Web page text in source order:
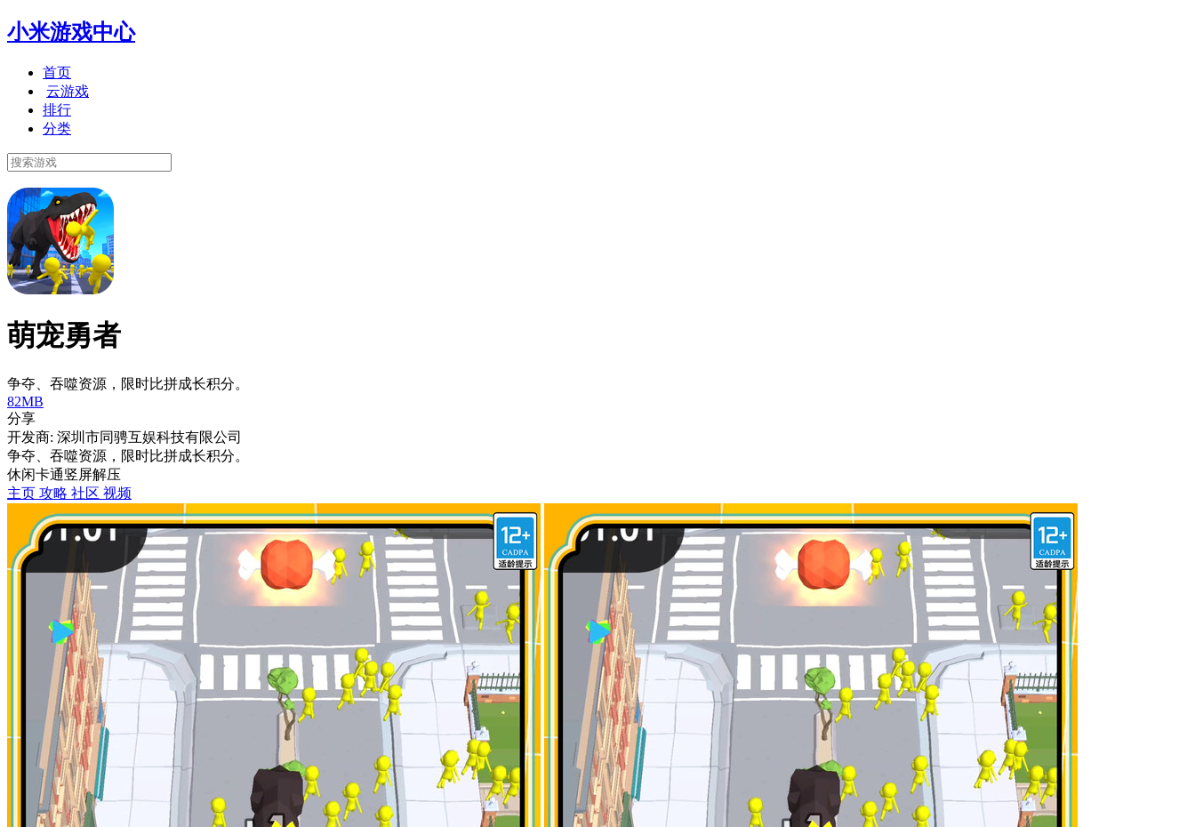
小米游戏中心
首页
云游戏
排行
分类
萌宠勇者
争夺、吞噬资源，限时比拼成长积分。
82MB
分享
开发商: 深圳市同骋互娱科技有限公司
争夺、吞噬资源，限时比拼成长积分。
休闲卡通竖屏解压
主页 攻略 社区 视频